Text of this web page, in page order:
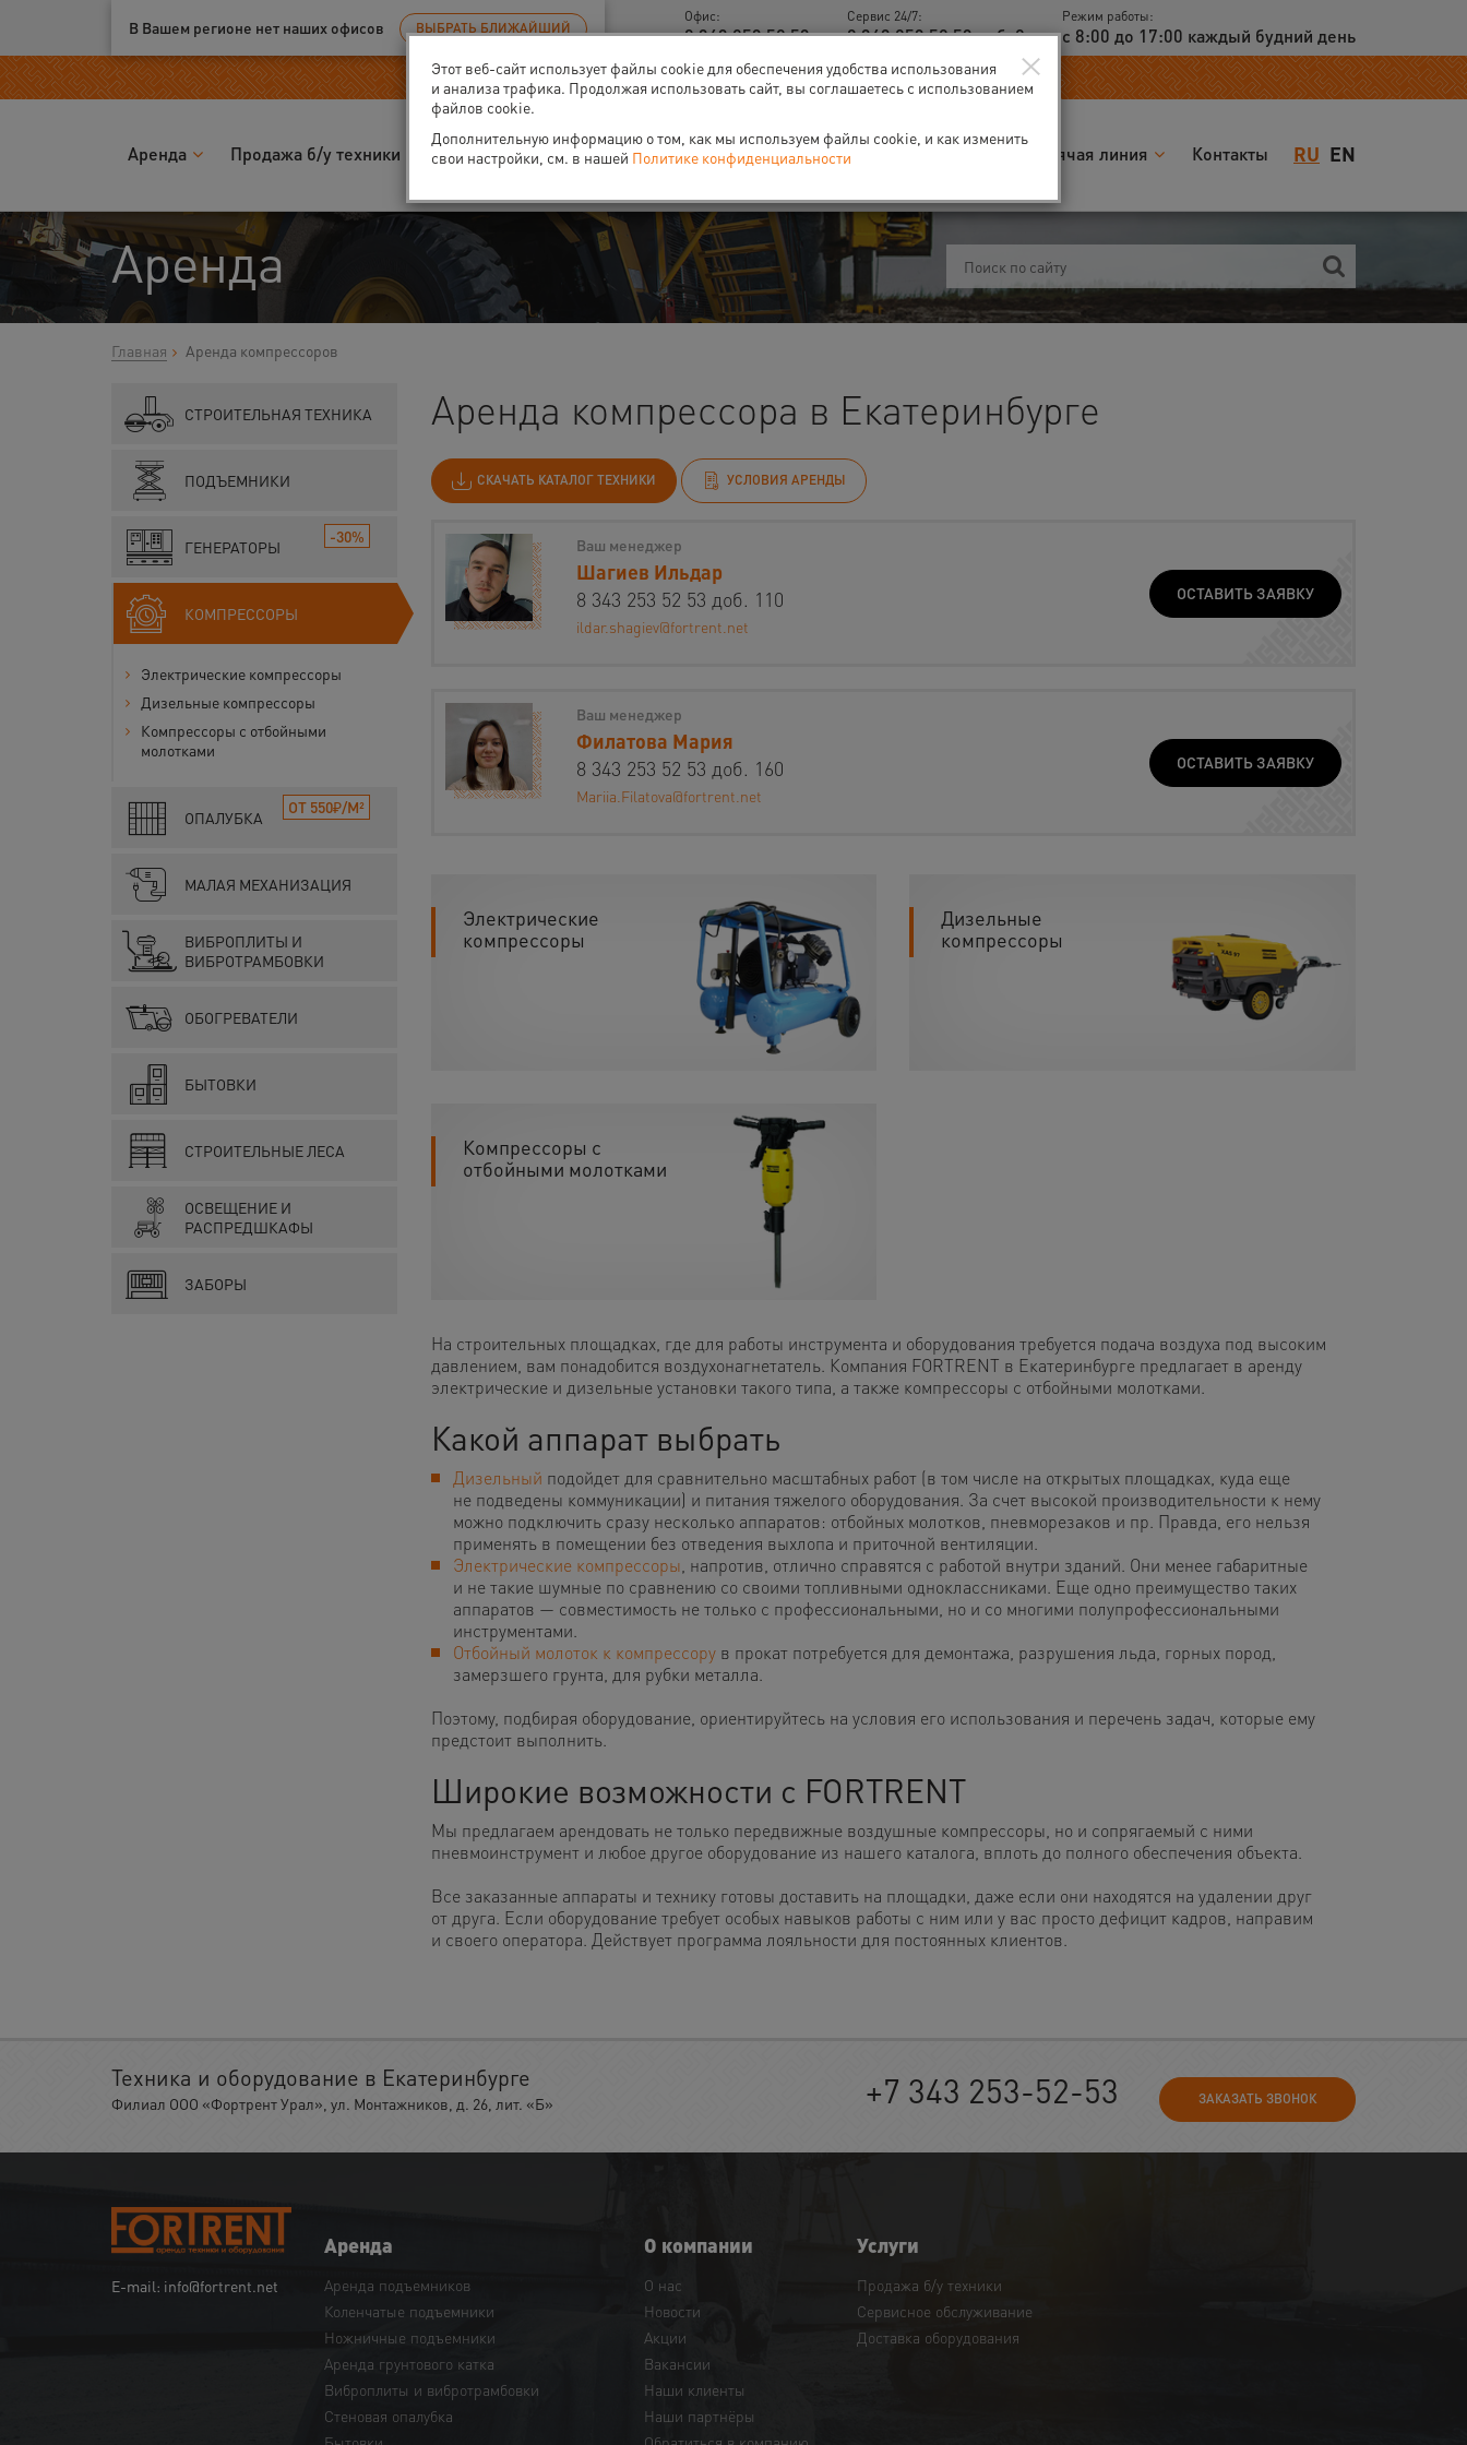
Ваш город:Екатеринбург
В Вашем регионе нет наших офисов ВЫБРАТЬ БЛИЖАЙШИЙ
Офис:
8 343 253 52 53
Сервис 24/7:
8 343 253 52 53 доб. 2
Режим работы:
с 8:00 до 17:00 каждый будний день
RU EN
Аренда Продажа б/у техники Запчасти О нас События Горячая линия Контакты
Аренда
Главная Аренда компрессоров
СТРОИТЕЛЬНАЯ ТЕХНИКА
ПОДЪЕМНИКИ
ГЕНЕРАТОРЫ
-30%
КОМПРЕССОРЫ
Электрические компрессоры
Дизельные компрессоры
Компрессоры с отбойными
молотками
ОПАЛУБКА
ОТ 550₽/М²
МАЛАЯ МЕХАНИЗАЦИЯ
ВИБРОПЛИТЫ И
ВИБРОТРАМБОВКИ
ОБОГРЕВАТЕЛИ
БЫТОВКИ
СТРОИТЕЛЬНЫЕ ЛЕСА
ОСВЕЩЕНИЕ И
РАСПРЕДШКАФЫ
ЗАБОРЫ
Аренда компрессора в Екатеринбурге
СКАЧАТЬ КАТАЛОГ ТЕХНИКИ УСЛОВИЯ АРЕНДЫ
Ваш менеджер
Шагиев Ильдар
8 343 253 52 53 доб. 110
ildar.shagiev@fortrent.net
ОСТАВИТЬ ЗАЯВКУ
Ваш менеджер
Филатова Мария
8 343 253 52 53 доб. 160
Mariia.Filatova@fortrent.net
ОСТАВИТЬ ЗАЯВКУ
Электрические
компрессоры
Дизельные
компрессоры
Компрессоры с
отбойными молотками
На строительных площадках, где для работы инструмента и оборудования требуется подача воздуха под высоким
давлением, вам понадобится воздухонагнетатель. Компания FORTRENT в Екатеринбурге предлагает в аренду
электрические и дизельные установки такого типа, а также компрессоры с отбойными молотками.
Какой аппарат выбрать
Дизельный подойдет для сравнительно масштабных работ (в том числе на открытых площадках, куда еще
не подведены коммуникации) и питания тяжелого оборудования. За счет высокой производительности к нему
можно подключить сразу несколько аппаратов: отбойных молотков, пневморезаков и пр. Правда, его нельзя
применять в помещении без отведения выхлопа и приточной вентиляции.
Электрические компрессоры , напротив, отлично справятся с работой внутри зданий. Они менее габаритные
и не такие шумные по сравнению со своими топливными одноклассниками. Еще одно преимущество таких
аппаратов — совместимость не только с профессиональными, но и со многими полупрофессиональными
инструментами.
Отбойный молоток к компрессорув прокат потребуется для демонтажа, разрушения льда, горных пород,
замерзшего грунта, для рубки металла.
Поэтому, подбирая оборудование, ориентируйтесь на условия его использования и перечень задач, которые ему
предстоит выполнить.
Широкие возможности с FORTRENT
Мы предлагаем арендовать не только передвижные воздушные компрессоры, но и сопрягаемый с ними
пневмоинструмент и любое другое оборудование из нашего каталога, вплоть до полного обеспечения объекта.
Все заказанные аппараты и технику готовы доставить на площадки, даже если они находятся на удалении друг
от друга. Если оборудование требует особых навыков работы с ним или у вас просто дефицит кадров, направим
и своего оператора. Действует программа лояльности для постоянных клиентов.
Техника и оборудование в Екатеринбурге
Филиал ООО «Фортрент Урал», ул. Монтажников, д. 26, лит. «Б» +7 343 253-52-53 ЗАКАЗАТЬ ЗВОНОК
E-mail: info@fortrent.net
Аренда
Аренда подъемников
Коленчатые подъемники
Ножничные подъемники
Аренда грунтового катка
Виброплиты и вибротрамбовки
Cтеновая опалубка
О компании
О нас
Новости
Акции
Вакансии
Наши клиенты
Наши партнёры
Услуги
Продажа б/у техники
Сервисное обслуживание
Доставка оборудования
×
Этот веб-сайт использует файлы cookie для обеспечения удобства использования
и анализа трафика. Продолжая использовать сайт, вы соглашаетесь с использованием
файлов cookie.
Дополнительную информацию о том, как мы используем файлы cookie, и как изменить
свои настройки, см. в нашей Политике конфиденциальности